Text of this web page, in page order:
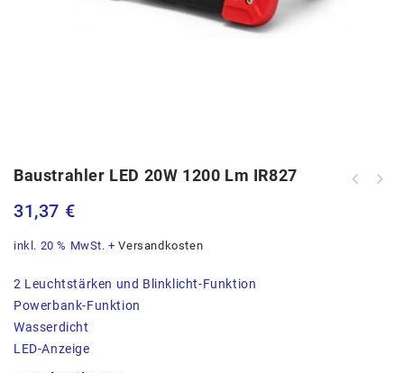
Baustrahler LED 20W 1200 Lm IR827
31,37 €
inkl. 20 % MwSt. +Versandkosten
2 Leuchtstärken und Blinklicht-Funktion
Powerbank-Funktion
Wasserdicht
LED-Anzeige